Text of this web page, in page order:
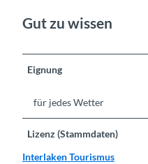
Gut zu wissen
Eignung
für jedes Wetter
Lizenz (Stammdaten)
Interlaken Tourismus